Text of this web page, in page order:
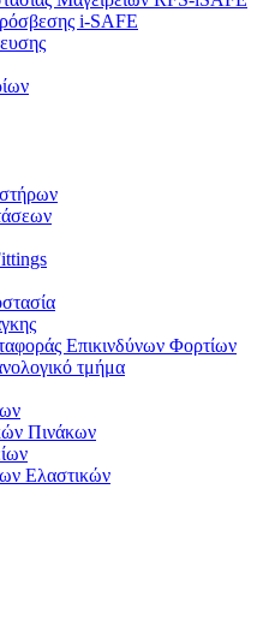
i-SAFE
Επικινδύνων Φορτίων
τμήμα
Πινάκων
Ελαστικών